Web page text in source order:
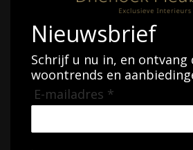
Nieuwsbrief
Schrijf u nu in, en ontvang
woontrends en
E-mailadres *